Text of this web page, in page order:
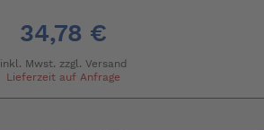
34,78 €
inkl. Mwst. zzgl. Versand
Lieferzeit auf Anfrage